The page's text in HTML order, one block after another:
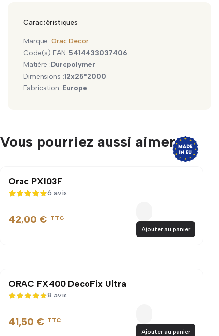
Caractéristiques
Marque :Orac Decor
Code(s) EAN :5414433037406
Matière :Duropolymer
Dimensions :12x25*2000
Fabrication :Europe
Vous pourriez aussi aimer...
Orac PX103F
5 sur 5
6 avis
42,00 € TTC
Ajouter au panier
ORAC FX400 DecoFix Ultra
5 sur 5
8 avis
41,50 € TTC
Ajouter au panier